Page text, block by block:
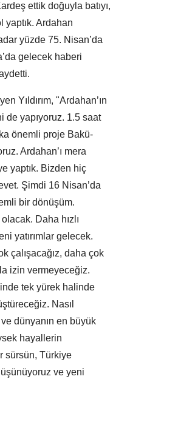
ettik doğuyla batıyı,
yaptık. Ardahan
yüzde 75. Nisan’da
gelecek haberi
Yıldırım, "Ardahan’ın
de yapıyoruz. 1.5 saat
önemli proje Bakü-
Ardahan’ı mera
yaptık. Bizden hiç
Şimdi 16 Nisan’da
bir dönüşüm.
Daha hızlı
yatırımlar gelecek.
çalışacağız, daha çok
izin vermeyeceğiz.
tek yürek halinde
Nasıl
ve dünyanın en büyük
hayallerin
sürsün, Türkiye
ve yeni